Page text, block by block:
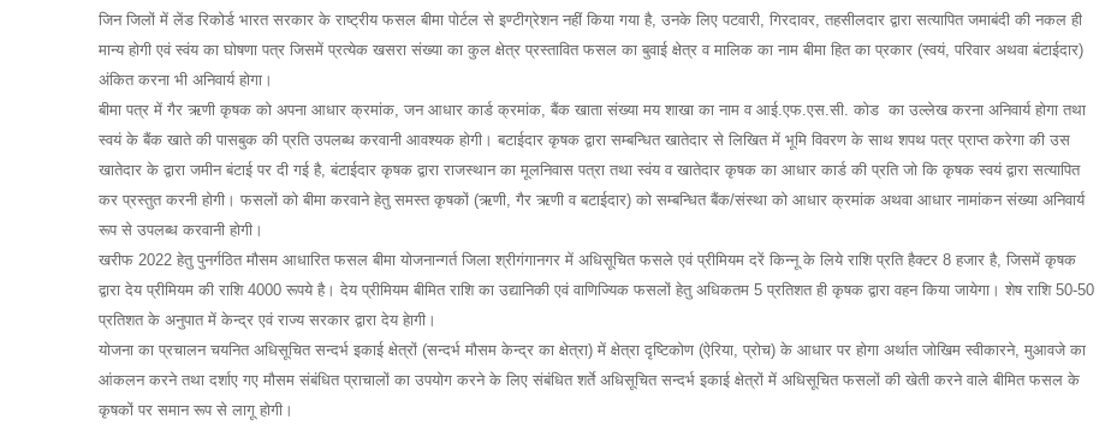
जिन जिलों में लेंड रिकोर्ड भारत सरकार के राष्ट्रीय फसल बीमा पोर्टल से इण्टीग्रेशन नहीं किया गया है, उनके लिए पटवारी, गिरदावर, तहसीलदार द्वारा सत्यापित जमाबंदी की नकल ही
मान्य होगी एवं स्वंय का घोषणा पत्र जिसमें प्रत्येक खसरा संख्या का कुल क्षेत्र प्रस्तावित फसल का बुवाई क्षेत्र व मालिक का नाम बीमा हित का प्रकार (स्वयं, परिवार अथवा बंटाईदार)
अंकित करना भी अनिवार्य होगा।
बीमा पत्र में गैर ऋणी कृषक को अपना आधार क्रमांक, जन आधार कार्ड क्रमांक, बैंक खाता संख्या मय शाखा का नाम व आई.एफ.एस.सी. कोड का उल्लेख करना अनिवार्य होगा तथा
स्वयं के बैंक खाते की पासबुक की प्रति उपलब्ध करवानी आवश्यक होगी। बटाईदार कृषक द्वारा सम्बन्धित खातेदार से लिखित में भूमि विवरण के साथ शपथ पत्र प्राप्त करेगा की उस
खातेदार के द्वारा जमीन बंटाई पर दी गई है, बंटाईदार कृषक द्वारा राजस्थान का मूलनिवास पत्रा तथा स्वंय व खातेदार कृषक का आधार कार्ड की प्रति जो कि कृषक स्वयं द्वारा सत्यापित
कर प्रस्तुत करनी होगी। फसलों को बीमा करवाने हेतु समस्त कृषकों (ऋणी, गैर ऋणी व बटाईदार) को सम्बन्धित बैंक/संस्था को आधार क्रमांक अथवा आधार नामांकन संख्या अनिवार्य
रूप से उपलब्ध करवानी होगी।
खरीफ 2022 हेतु पुनर्गठित मौसम आधारित फसल बीमा योजनान्गर्त जिला श्रीगंगानगर में अधिसूचित फसले एवं प्रीमियम दरें किन्नू के लिये राशि प्रति हैक्टर 8 हजार है, जिसमें कृषक
द्वारा देय प्रीमियम की राशि 4000 रूपये है। देय प्रीमियम बीमित राशि का उद्यानिकी एवं वाणिज्यिक फसलों हेतु अधिकतम 5 प्रतिशत ही कृषक द्वारा वहन किया जायेगा। शेष राशि 50-50
प्रतिशत के अनुपात में केन्द्र एवं राज्य सरकार द्वारा देय हेागी।
योजना का प्रचालन चयनित अधिसूचित सन्दर्भ इकाई क्षेत्रों (सन्दर्भ मौसम केन्द्र का क्षेत्रा) में क्षेत्रा दृष्टिकोण (ऐरिया, प्रोच) के आधार पर होगा अर्थात जोखिम स्वीकारने, मुआवजे का
आंकलन करने तथा दर्शाए गए मौसम संबंधित प्राचालों का उपयोग करने के लिए संबंधित शर्ते अधिसूचित सन्दर्भ इकाई क्षेत्रों में अधिसूचित फसलों की खेती करने वाले बीमित फसल के
कृषकों पर समान रूप से लागू होगी।